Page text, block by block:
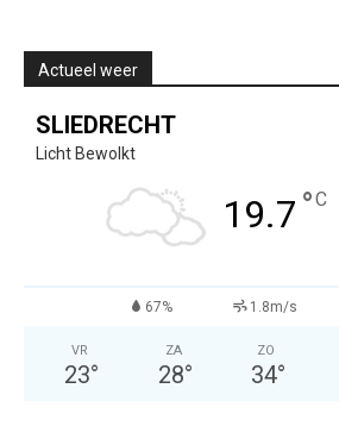
Actueel weer
SLIEDRECHT
Licht Bewolkt
19.7 °C
67% 1.8m/s
VR
23°
ZA
28°
ZO
34°